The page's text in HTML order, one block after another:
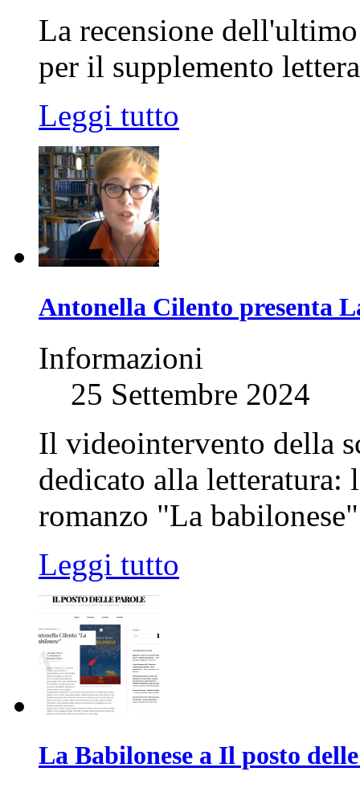
La recensione
per il supplemento
Leggi tutto
Antonella Cilento presenta
Informazioni
25 Settembre 2024
Il videointervento della
dedicato alla letteratura:
romanzo "La
Leggi tutto
La Babilonese a Il posto